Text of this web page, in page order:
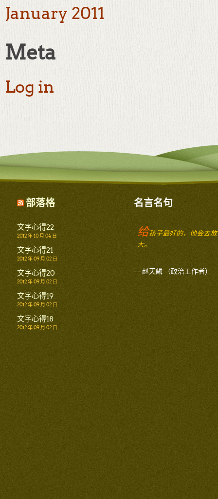
January 2011
Meta
Log in
部落格
文字心得22
2012 年 10 月 04 日
文字心得21
2012 年 09 月 02 日
文字心得20
2012 年 09 月 02 日
文字心得19
2012 年 09 月 02 日
文字心得18
2012 年 09 月 02 日
名言名句
给孩子最好的，他会去放
大。
— 赵天麟 （政治工作者）